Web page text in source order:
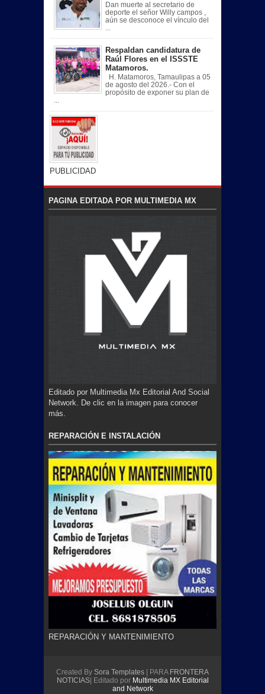
Dan muerte al secretario de
deporte el señor Willy campos ,
aún se desconoce el vínculo del
Respaldan candidatura de
Raúl Flores en el ISSSTE
Matamoros.
H. Matamoros, Tamaulipas a 05
de agosto del 2026.- Con el
propósito de exponer su plan de
PUBLICIDAD
PAGINA EDITADA POR MULTIMEDIA MX
Editado por Multimedia Mx Editorial And Social
Network. De clic en la imagen para conocer
más.
REPARACIÓN E INSTALACIÓN
REPARACIÓN Y MANTENIMIENTO
Created By Sora Templates | PARA FRONTERA
NOTICIAS| Editado por Multimedia MX Editorial
and Network